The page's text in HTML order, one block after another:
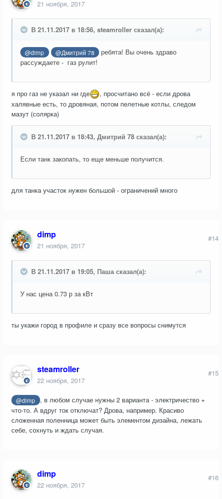
21 ноября, 2017
В 21.11.2017 в 18:56, steamroller сказал(а):
@dimp @Дмитрий 78
ребята! Вы очень здраво
рассуждаете - газ рулит!
я про газ не указал ни где
, просчитано всё - если дрова
халявные есть, то дровяная, потом пелетные котлы, следом
мазут (солярка)
В 21.11.2017 в 18:43, Дмитрий 78 сказал(а):
Если танк закопать, то еще меньше получится.
для танка участок нужен большой - ограничений много
dimp
21 ноября, 2017
#14
В 21.11.2017 в 19:05, Паша сказал(а):
У нас цена 0.73 р за кВт
ты укажи город в профиле и сразу все вопросы снимутся
steamroller
22 ноября, 2017
#15
@dimp
, в любом случае нужны 2 варианта - электричество +
что-то. А вдруг ток отключат? Дрова, например. Красиво
сложенная поленница может быть элементом дизайна, лежать
себе, сохнуть и ждать случая.
dimp
22 ноября, 2017
#16